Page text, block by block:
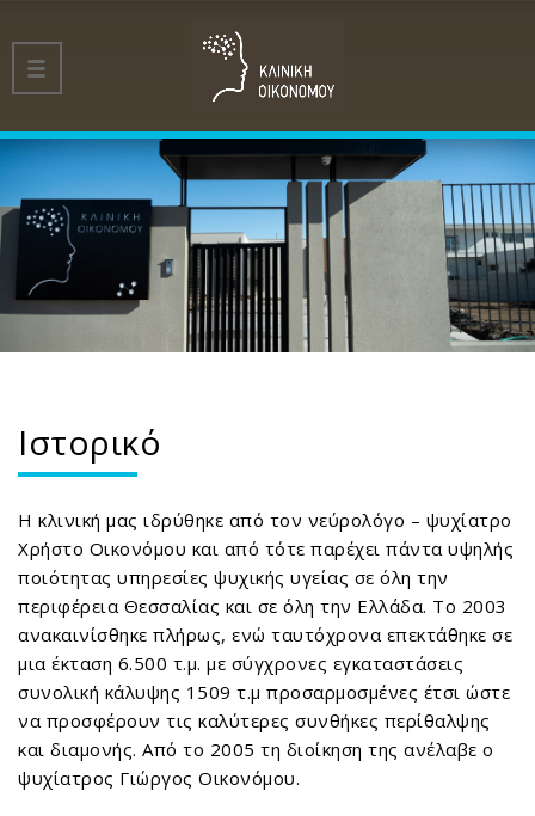
Ιστορικό
H κλινική μας ιδρύθηκε από τον νεύρολόγο – ψυχίατρο
Χρήστο Οικονόμου και από τότε παρέχει πάντα υψηλής
ποιότητας υπηρεσίες ψυχικής υγείας σε όλη την
περιφέρεια Θεσσαλίας και σε όλη την Ελλάδα. Το 2003
ανακαινίσθηκε πλήρως, ενώ ταυτόχρονα επεκτάθηκε σε
μια έκταση 6.500 τ.μ. με σύγχρονες εγκαταστάσεις
συνολική κάλυψης 1509 τ.μ προσαρμοσμένες έτσι ώστε
να προσφέρουν τις καλύτερες συνθήκες περίθαλψης
και διαμονής. Από το 2005 τη διοίκηση της ανέλαβε ο
ψυχίατρος Γιώργος Οικονόμου.